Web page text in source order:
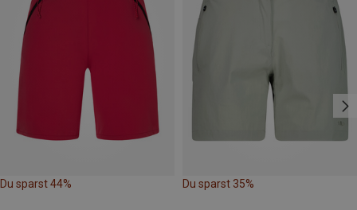
Du sparst 44% Du sparst 35%